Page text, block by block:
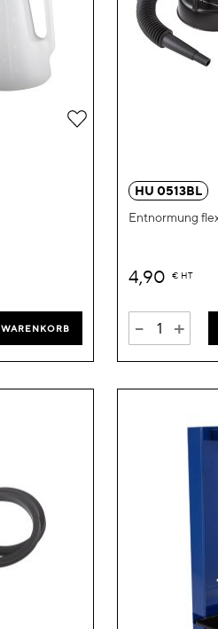
Zur
hinzufügen
HU 0513BL
Entnormung
4,90 € HT
- +